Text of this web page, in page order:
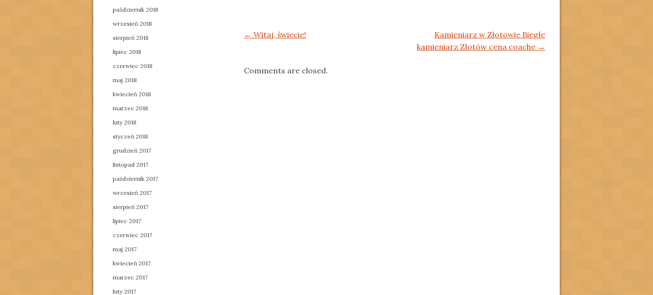
Post navigation
← Witaj, świecie!
Kamieniarz w Złotowie Biegłe
kamieniarz Złotów cena coache →
Comments are closed.
październik 2018
wrzesień 2018
sierpień 2018
lipiec 2018
czerwiec 2018
maj 2018
kwiecień 2018
marzec 2018
luty 2018
styczeń 2018
grudzień 2017
listopad 2017
październik 2017
wrzesień 2017
sierpień 2017
lipiec 2017
czerwiec 2017
maj 2017
kwiecień 2017
marzec 2017
luty 2017